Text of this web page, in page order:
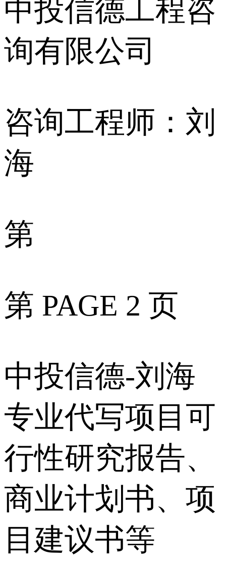
中投信德工程咨
询有限公司
咨询工程师：刘
海
第
第 PAGE 2 页
中投信德-刘海
专业代写项目可
行性研究报告、
商业计划书、项
目建议书等